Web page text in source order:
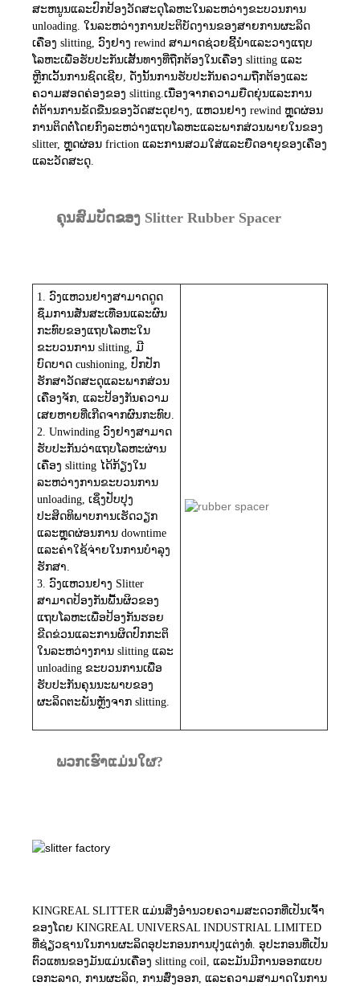
ສະຫນູນແລະປົກປ້ອງວັດສະດຸໂລຫະໃນລະຫວ່າງຂະບວນການ
unloading. ໃນລະຫວ່າງການປະຕິບັດງານຂອງສາຍການຜະລິດ
ເຄື່ອງ slitting, ວົງຢາງ rewind ສາມາດຊ່ວຍຊີ້ນໍາແລະວາງແຖບ
ໂລຫະເພື່ອຮັບປະກັນເສັ້ນທາງທີ່ຖືກຕ້ອງໃນເຄື່ອງ slitting ແລະ
ຫຼີກເວັ້ນການຊົດເຊີຍ, ດັ່ງນັ້ນການຮັບປະກັນຄວາມຖືກຕ້ອງແລະ
ຄວາມສອດຄ່ອງຂອງ slitting. ເນື່ອງຈາກຄວາມຍືດຍຸ່ນແລະການ
ຕໍ່ຕ້ານການຂັດຂືນຂອງວັດສະດຸຢາງ, ແຫວນຢາງ rewind ຫຼຸດຜ່ອນ
ການຕິດຕໍ່ໂດຍກົງລະຫວ່າງແຖບໂລຫະແລະພາກສ່ວນພາຍໃນຂອງ
slitter, ຫຼຸດຜ່ອນ friction ແລະການສວມໃສ່ແລະຍືດອາຍຸຂອງເຄື່ອງ
ແລະວັດສະດຸ.
ຄຸນສົມບັດຂອງ Slitter Rubber Spacer
1. ວົງແຫວນຢາງສາມາດດູດ
ຊຶມການສັ່ນສະເທືອນແລະຜົນ
ກະທົບຂອງແຖບໂລຫະໃນ
ຂະບວນການ slitting, ມີ
ບົດບາດ cushioning, ປົກປັກ
ຮັກສາວັດສະດຸແລະພາກສ່ວນ
ເຄື່ອງຈັກ, ແລະປ້ອງກັນຄວາມ
ເສຍຫາຍທີ່ເກີດຈາກຜົນກະທົບ.
2. Unwinding ວົງຢາງສາມາດ
ຮັບປະກັນວ່າແຖບໂລຫະຜ່ານ
ເຄື່ອງ slitting ໄດ້ກ້ຽງໃນ
ລະຫວ່າງການຂະບວນການ
unloading, ເຊິ່ງປັບປຸງ
ປະສິດທິພາບການເຮັດວຽກ
ແລະຫຼຸດຜ່ອນການ downtime
ແລະຄ່າໃຊ້ຈ່າຍໃນການບໍາລຸງ
ຮັກສາ.
3. ວົງແຫວນຢາງ Slitter
ສາມາດປ້ອງກັນພື້ນຜິວຂອງ
ແຖບໂລຫະເພື່ອປ້ອງກັນຮອຍ
ຂີດຂ່ວນແລະການຜິດປົກກະຕິ
ໃນລະຫວ່າງການ slitting ແລະ
unloading ຂະບວນການເພື່ອ
ຮັບປະກັນຄຸນນະພາບຂອງ
ຜະລິດຕະພັນຫຼັງຈາກ slitting.
ພວກເຮົາແມ່ນໃຜ?
KINGREAL SLITTER ແມ່ນສິ່ງອໍານວຍຄວາມສະດວກທີ່ເປັນເຈົ້າ
ຂອງໂດຍ KINGREAL UNIVERSAL INDUSTRIAL LIMITED
ທີ່ຊ່ຽວຊານໃນການຜະລິດອຸປະກອນການປຸງແຕ່ງທໍ່. ອຸປະກອນທີ່ເປັນ
ຕົວແທນຂອງມັນແມ່ນເຄື່ອງ slitting coil, ແລະມັນມີການອອກແບບ
ເອກະລາດ, ການຜະລິດ, ການສົ່ງອອກ, ແລະຄວາມສາມາດໃນການ